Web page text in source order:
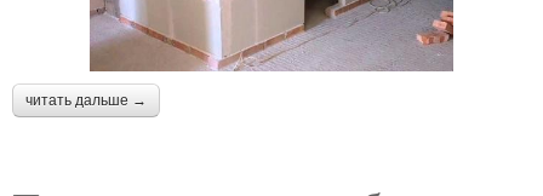
читать дальше →